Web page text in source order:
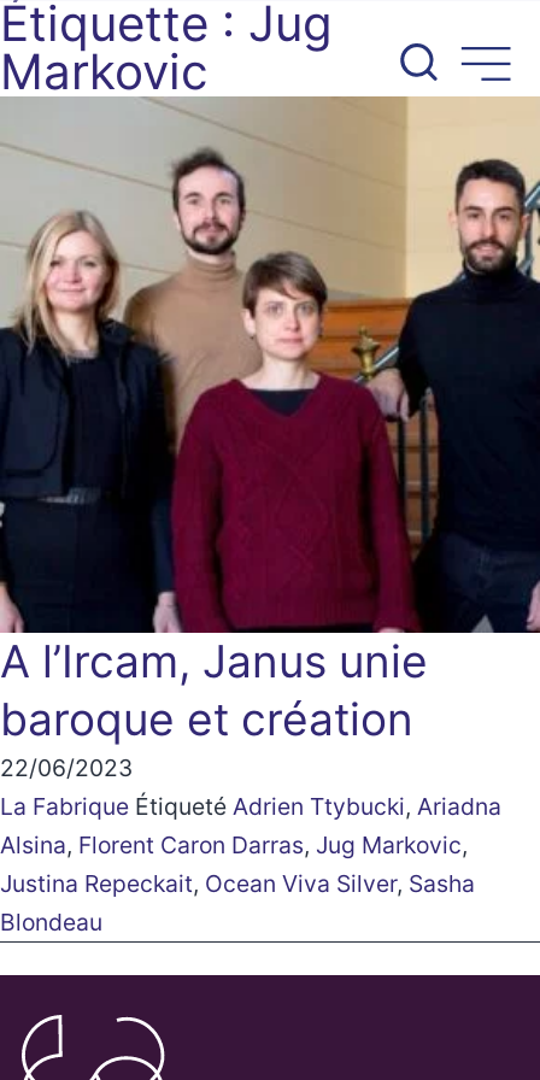
Aller
au
contenu
Étiquette : Jug
Markovic
A l’Ircam, Janus unie
baroque et création
22/06/2023
La Fabrique Étiqueté Adrien Ttybucki, Ariadna
Alsina, Florent Caron Darras, Jug Markovic,
Justina Repeckait, Ocean Viva Silver, Sasha
Blondeau